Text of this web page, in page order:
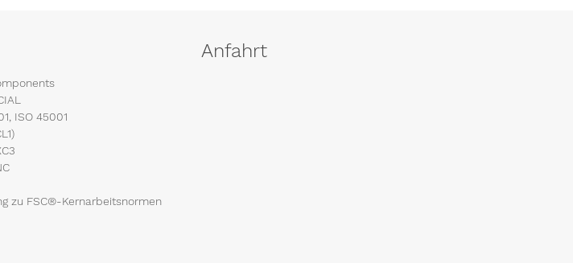
ISO 45001
zu FSC®-Kernarbeitsnormen
Anfahrt